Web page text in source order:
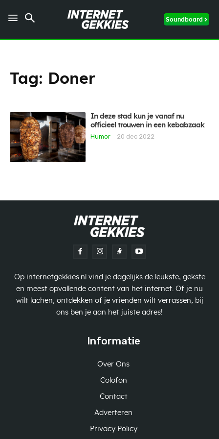
Soundboard
Tag: Doner
In deze stad kun je vanaf nu
officieel trouwen in een kebabzaak
Humor
20 dec 2022
Op internetgekkies.nl vind je dagelijks de leukste, gekste
en meest opvallende content van het internet. Of je nu
wilt lachen, ontdekken of je vrienden wilt verrassen, bij
ons ben je aan het juiste adres!
Informatie
Over Ons
Colofon
Contact
Adverteren
Privacy Policy